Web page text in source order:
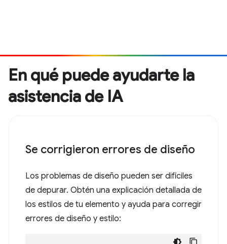
En qué puede ayudarte la
asistencia de IA
Se corrigieron errores de diseño
Los problemas de diseño pueden ser difíciles
de depurar. Obtén una explicación detallada de
los estilos de tu elemento y ayuda para corregir
errores de diseño y estilo: